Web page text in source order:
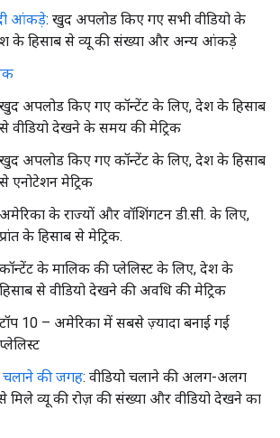
आंकड़े: खुद अपलोड किए गए सभी वीडियो के
के हिसाब से व्यू की संख्या और अन्य आंकड़े
खुद अपलोड किए गए कॉन्टेंट के लिए, देश के हिसाब
से वीडियो देखने के समय की मेट्रिक
खुद अपलोड किए गए कॉन्टेंट के लिए, देश के हिसाब
से एनोटेशन मेट्रिक
अमेरिका के राज्यों और वॉशिंगटन डी.सी. के लिए,
प्रांत के हिसाब से मेट्रिक.
कॉन्टेंट के मालिक की प्लेलिस्ट के लिए, देश के
हिसाब से वीडियो देखने की अवधि की मेट्रिक
टॉप 10 – अमेरिका में सबसे ज़्यादा बनाई गई
प्लेलिस्ट
चलाने की जगह: वीडियो चलाने की अलग-अलग
मिले व्यू की रोज़ की संख्या और वीडियो देखने का